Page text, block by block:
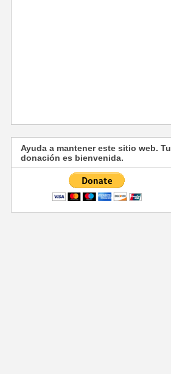
Ayuda a mantener este sitio web. Tu
donación es bienvenida.